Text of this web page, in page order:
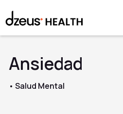
Ansiedad
• Salud Mental